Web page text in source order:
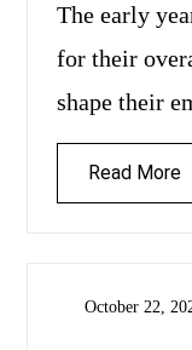
The early years of a child’s life are crucial
for their
shape their
Read More
October 22,